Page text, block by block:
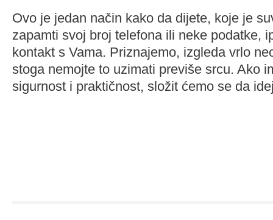
Ovo je jedan način kako da dijete, koje je
zapamti svoj broj telefona ili neke podatke,
kontakt s Vama. Priznajemo, izgleda vrlo
stoga nemojte to uzimati previše srcu. Ako
sigurnost i praktičnost, složit ćemo se da